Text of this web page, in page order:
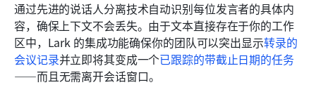
通过先进的说话人分离技术自动识别每位发言者的具体内
容，确保上下文不会丢失。由于文本直接存在于你的工作
区中，Lark 的集成功能确保你的团队可以突出显示转录的
会议记录并立即将其变成一个已跟踪的带截止日期的任务
——而且无需离开会话窗口。